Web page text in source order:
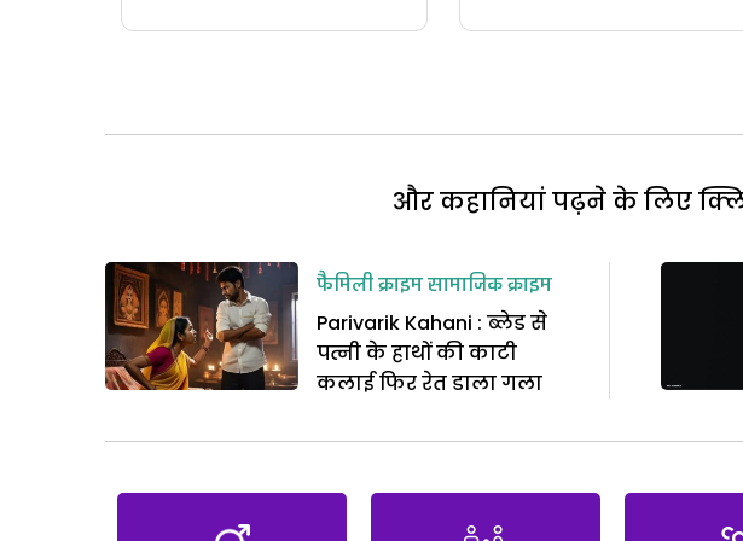
और कहानियां पढ़ने के लिए
फैमिली क्राइमसामाजिक क्राइम
Parivarik Kahani : ब्लेड से
पत्नी के हाथों की काटी
कलाई फिर रेत डाला गला